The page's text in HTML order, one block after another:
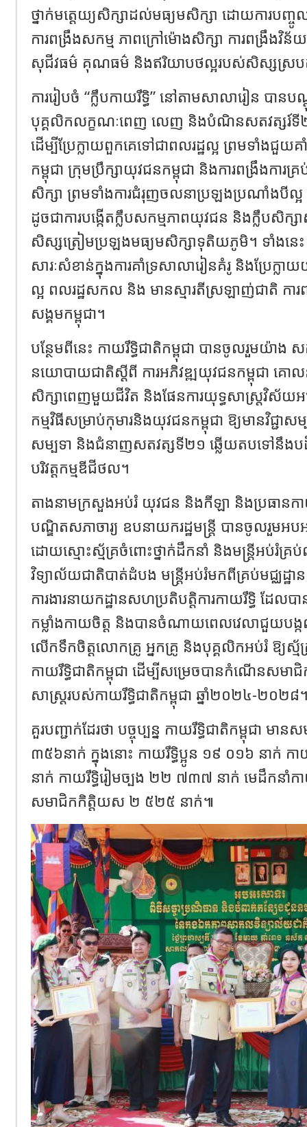
ថ្នាក់មត្តេយ្យសិក្សាដល់មធ្យមសិក្សា ដោយការបញ្ចូ
ការពង្រឹងសកម្ម ភាពក្រៅម៉ោងសិក្សា ការពង្រឹង
សុជីវធម៌ គុណធម៌ និងឥរិយាបថល្អរបស់សិស្សស្របត
ការរៀបចំ “ក្លឹបកាយរឹទិ្ធ” នៅតាមសាលារៀន បា
បុគ្គលិកលក្ខណៈពេញ លេញ និងបំណិនសតវត្សរ៍ទី
ដើម្បីប្រែក្លាយពួកគេទៅជាពលរដ្ឋល្អ ព្រមទាំងជួយគ
កម្ពុជា ក្រុមប្រឹក្សាយុវជនកម្ពុជា និងការពង្រឹងការគ្
សិក្សា ព្រមទាំងការជំរុញចលនាប្រឡងប្រណាំងបីល្អ
ដូចជាការបង្កើតក្លឹបសកម្មភាពយុវជន និងក្លឹបសិ
សិស្សត្រៀមប្រឡងមធ្យមសិក្សាទុតិយភូមិ។ ទាំងនេះ
សារៈសំខាន់ក្នុងការគាំទ្រសាលារៀនគំរូ និងប្រែក្ល
ល្អ ពលរដ្ឋសកល និង មានស្មារតីស្រឡាញ់ជាតិ ការ
សង្គមកម្ពុជា។
បន្ថែមពីនេះ កាយរឹទិ្ធជាតិកម្ពុជា បានចូលរួមយ៉ាង ស
នយោបាយជាតិស្តីពី ការអភិវឌ្ឍយុវជនកម្ពុជា គោ
សិក្សាពេញមួយជីវិត និងផែនការយុទ្ធសាស្រ្តវិស័យ
កម្មវិធីសម្រាប់កុមារនិងយុវជនកម្ពុជា ឱ្យមានវិជ្ជ
សម្បទា និងជំនាញសតវត្សទី២១ ឆ្លើយតបទៅនឹងប
បរិវត្តកម្មឌីជីថល។
តាងនាមក្រសួងអប់រំ យុវជន និងកីឡា និងប្រធានកាយ
បណ្ឌិតសភាចារ្យ ឧបនាយករដ្ឋមន្ត្រី បានចូលរួមអ
ដោយស្មោះស្ម័គ្រចំពោះថ្នាក់ដឹកនាំ និងមន្ត្រីអប់រំគ្រ
វិទ្យាល័យជាតិបាត់ដំបង មន្ត្រីអប់រំមកពីគ្រប់​មជ្ឈដ្ឋា
ការងារនាយកដ្ឋានសហប្រតិបតិ្តការកាយរឹទិ្ធ ដែល
កម្លាំងកាយចិត្ត និងបានចំណាយពេលវេលាជួយបង្
លើកទឹកចិត្តលោកគ្រូ អ្នកគ្រូ និងបុគ្គលិកអប់រំ ឱ្យស្ម័
កាយរឹទិ្ធជាតិកម្ពុជា ដើម្បីសម្រេចបានកំណើនសមា
សាស្រ្តរបស់កាយរឹទិ្ធជាតិកម្ពុជា ឆ្នាំ២០២៤-២០២៨
គួរបញ្ជាក់ដែរថា បច្ចុប្បន្ន កាយរឹទិ្ធជាតិកម្ពុជា ម
៣៥៦នាក់ ក្នុងនោះ កាយរឹទិ្ធប្អូន ១៩ ០១៦ នាក់
នាក់ កាយរឹទិ្ធរៀមច្បង ២២ ៧៣៧ នាក់ មេដឹកនាំ
សមាជិកកិត្តិយស ២ ៥២៥ នាក់៕